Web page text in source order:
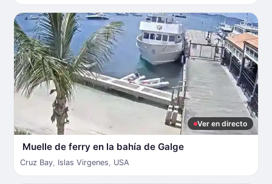
Ver en directo
Muelle de ferry en la bahía de Galge
Cruz Bay, Islas Virgenes, USA